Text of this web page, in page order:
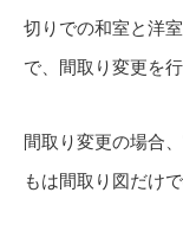
切りでの和室と洋
で、間取り変更を
間取り変更の場合
もは間取り図だけ